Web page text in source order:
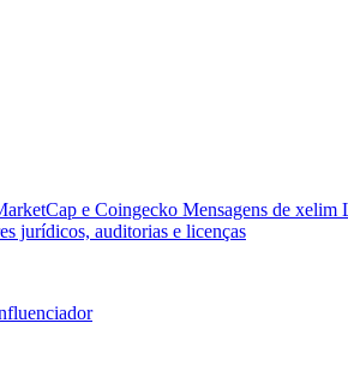
e Coingecko Mensagens de xelim
jurídicos, auditorias e licenças